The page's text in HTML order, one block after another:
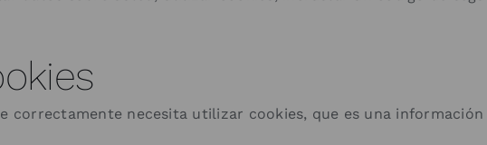
correctamente necesita utilizar cookies, que es una información